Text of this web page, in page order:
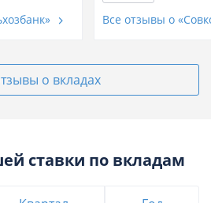
Все отзывы о
о вкладах
ставки по вкладам